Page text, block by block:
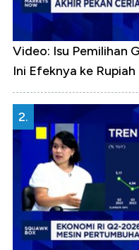
Video: Isu Pemilihan
Ini Efeknya ke Rupiah
2.